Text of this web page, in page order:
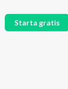
Starta gratis